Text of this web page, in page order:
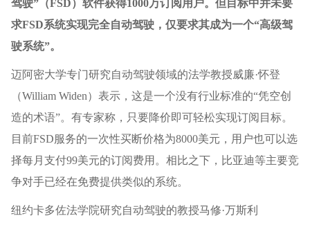
驾驶”（FSD）软件获得1000万订阅用户。但目标中并未要
求FSD系统实现完全自动驾驶，仅要求其成为一个“高级驾
驶系统”。
迈阿密大学专门研究自动驾驶领域的法学教授威廉·怀登
（William Widen）表示，这是一个没有行业标准的“凭空创
造的术语”。有专家称，只要降价即可轻松实现订阅目标。
目前FSD服务的一次性买断价格为8000美元，用户也可以选
择每月支付99美元的订阅费用。相比之下，比亚迪等主要竞
争对手已经在免费提供类似的系统。
纽约卡多佐法学院研究自动驾驶的教授马修·万斯利